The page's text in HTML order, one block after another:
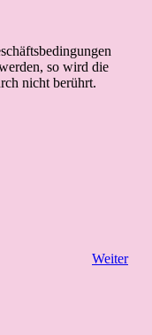
so wird die
nicht berührt.
Weiter